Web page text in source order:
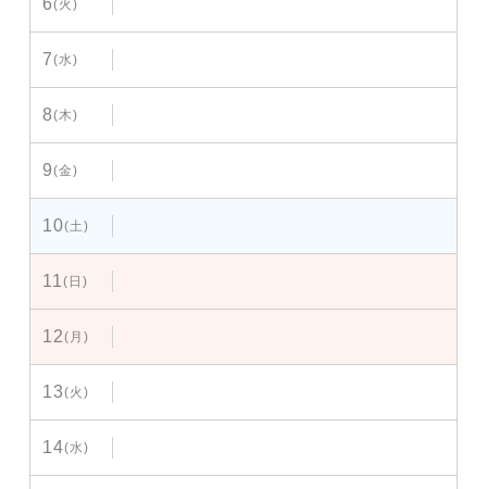
6(火)
7(水)
8(木)
9(金)
10(土)
11(日)
12(月)
13(火)
14(水)